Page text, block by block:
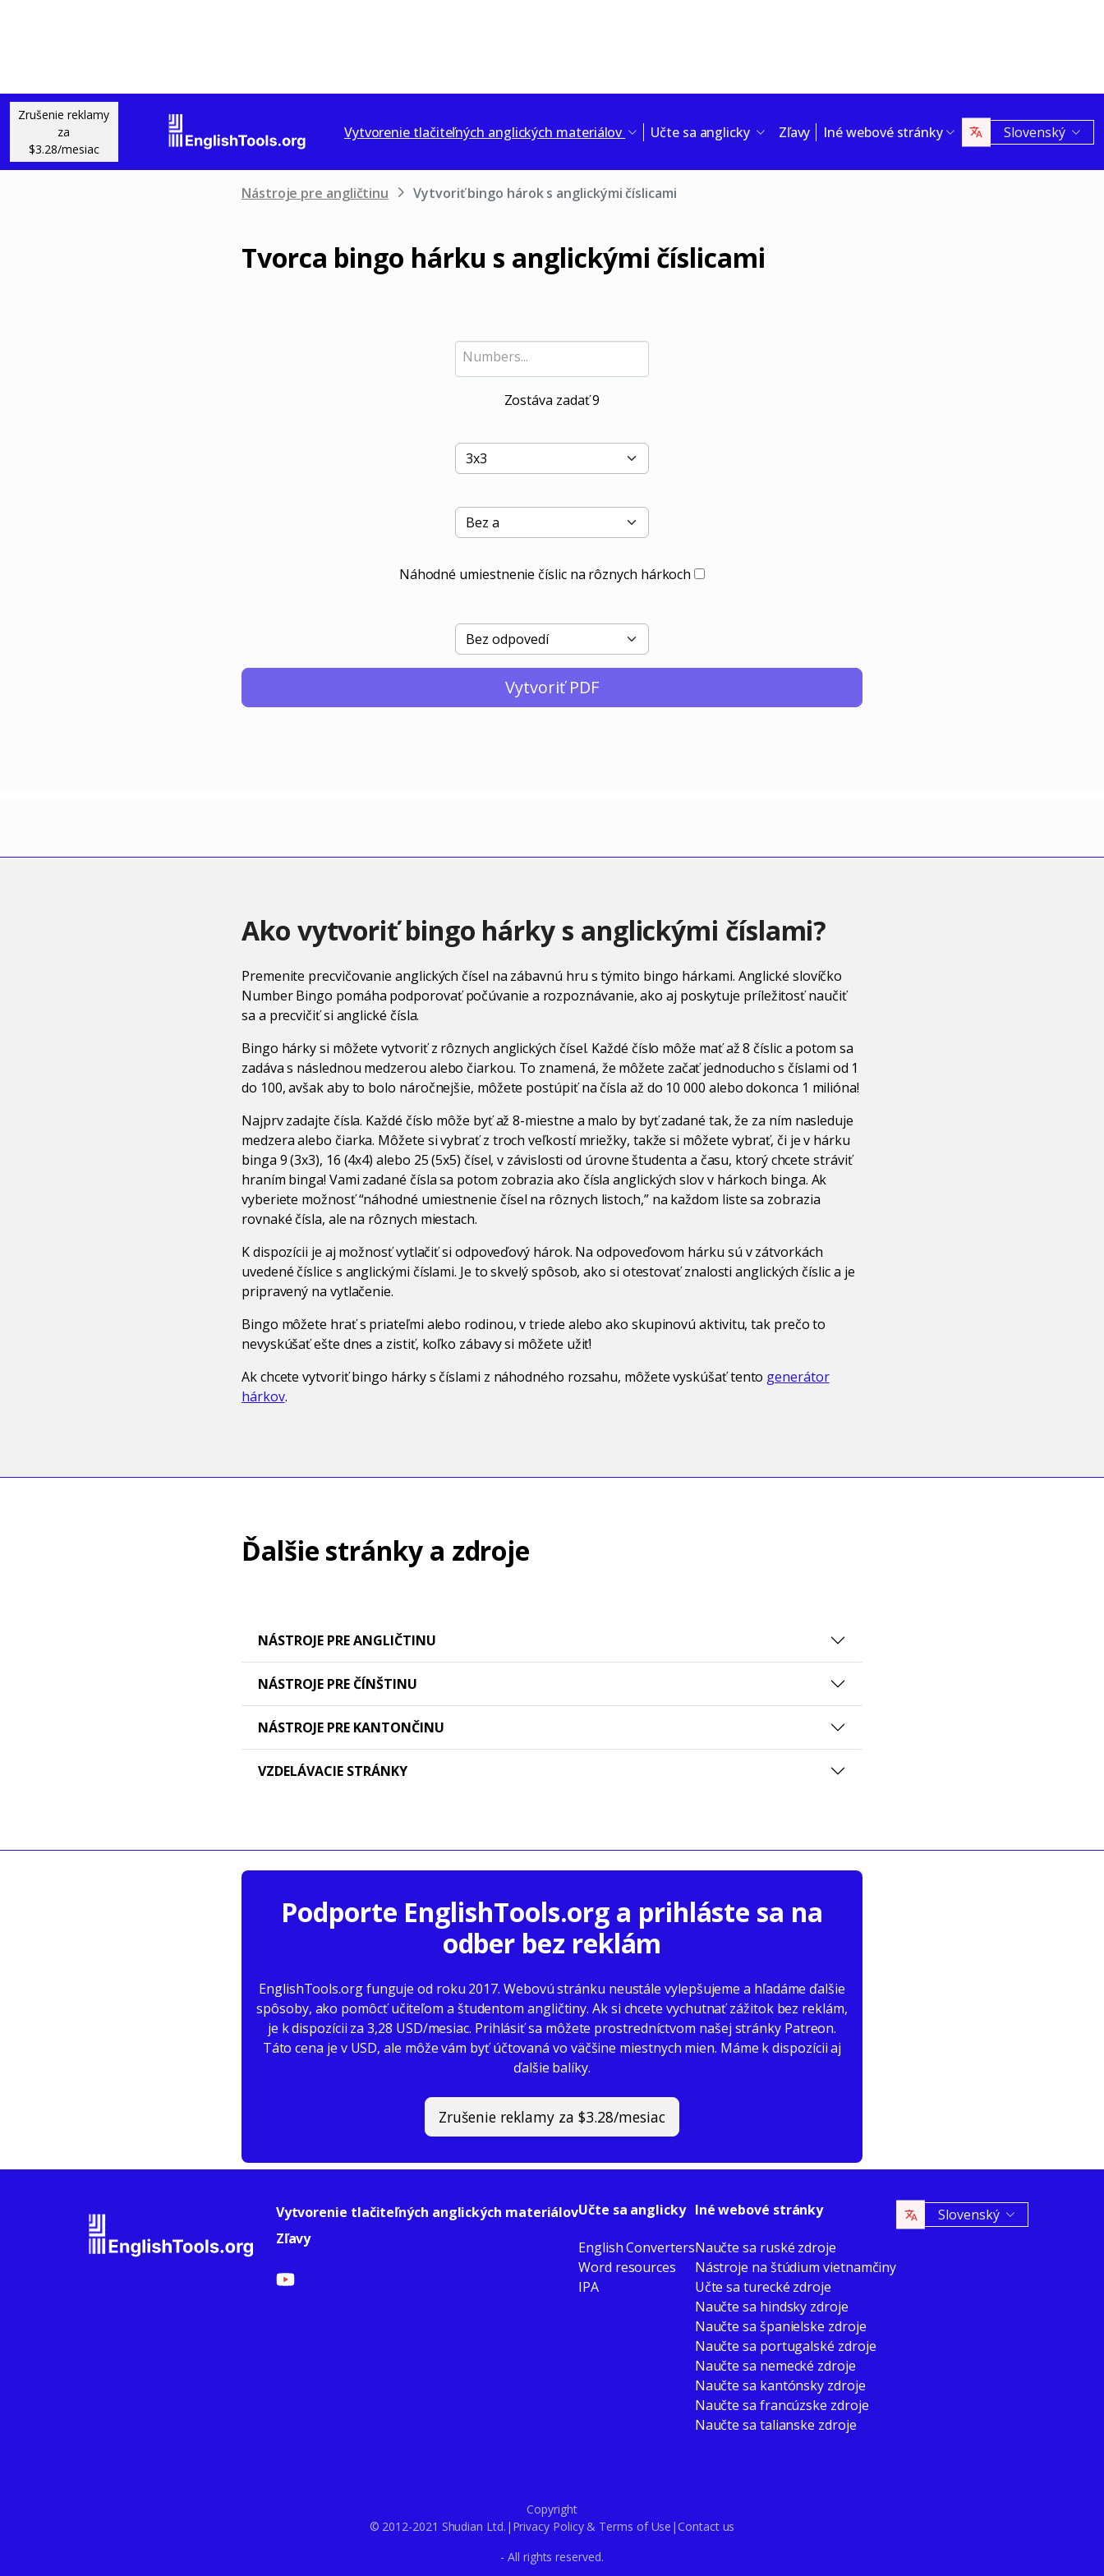
Zrušenie reklamy
za
$3.28/mesiac
Vytvorenie tlačiteľných anglických materiálov Učte sa anglicky Zľavy Iné webové stránky Slovenský
Nástroje pre angličtinu Vytvoriť bingo hárok s anglickými číslicami
Tvorca bingo hárku s anglickými číslicami
Zostáva zadať9
Náhodné umiestnenie číslic na rôznych hárkoch
Vytvoriť PDF
Ako vytvoriť bingo hárky s anglickými číslami?
Premenite precvičovanie anglických čísel na zábavnú hru s týmito bingo hárkami. Anglické slovíčko
Number Bingo pomáha podporovať počúvanie a rozpoznávanie, ako aj poskytuje príležitosť naučiť
sa a precvičiť si anglické čísla.
Bingo hárky si môžete vytvoriť z rôznych anglických čísel. Každé číslo môže mať až 8 číslic a potom sa
zadáva s následnou medzerou alebo čiarkou. To znamená, že môžete začať jednoducho s číslami od 1
do 100, avšak aby to bolo náročnejšie, môžete postúpiť na čísla až do 10 000 alebo dokonca 1 milióna!
Najprv zadajte čísla. Každé číslo môže byť až 8-miestne a malo by byť zadané tak, že za ním nasleduje
medzera alebo čiarka. Môžete si vybrať z troch veľkostí mriežky, takže si môžete vybrať, či je v hárku
binga 9 (3x3), 16 (4x4) alebo 25 (5x5) čísel, v závislosti od úrovne študenta a času, ktorý chcete stráviť
hraním binga! Vami zadané čísla sa potom zobrazia ako čísla anglických slov v hárkoch binga. Ak
vyberiete možnosť “náhodné umiestnenie čísel na rôznych listoch,” na každom liste sa zobrazia
rovnaké čísla, ale na rôznych miestach.
K dispozícii je aj možnosť vytlačiť si odpoveďový hárok. Na odpoveďovom hárku sú v zátvorkách
uvedené číslice s anglickými číslami. Je to skvelý spôsob, ako si otestovať znalosti anglických číslic a je
pripravený na vytlačenie.
Bingo môžete hrať s priateľmi alebo rodinou, v triede alebo ako skupinovú aktivitu, tak prečo to
nevyskúšať ešte dnes a zistiť, koľko zábavy si môžete užiť!
Ak chcete vytvoriť bingo hárky s číslami z náhodného rozsahu, môžete vyskúšať tento generátor
hárkov.
Ďalšie stránky a zdroje
NÁSTROJE PRE ANGLIČTINU
NÁSTROJE PRE ČÍNŠTINU
NÁSTROJE PRE KANTONČINU
VZDELÁVACIE STRÁNKY
Podporte EnglishTools.org a prihláste sa na
odber bez reklám
EnglishTools.org funguje od roku 2017. Webovú stránku neustále vylepšujeme a hľadáme ďalšie
spôsoby, ako pomôcť učiteľom a študentom angličtiny. Ak si chcete vychutnať zážitok bez reklám,
je k dispozícii za 3,28 USD/mesiac. Prihlásiť sa môžete prostredníctvom našej stránky Patreon.
Táto cena je v USD, ale môže vám byť účtovaná vo väčšine miestnych mien. Máme k dispozícii aj
ďalšie balíky.
Zrušenie reklamy za $3.28/mesiac
Vytvorenie tlačiteľných anglických materiálov
Zľavy
Učte sa anglicky
English Converters
Word resources
IPA
Iné webové stránky
Naučte sa ruské zdroje
Nástroje na štúdium vietnamčiny
Učte sa turecké zdroje
Naučte sa hindsky zdroje
Naučte sa španielske zdroje
Naučte sa portugalské zdroje
Naučte sa nemecké zdroje
Naučte sa kantónsky zdroje
Naučte sa francúzske zdroje
Naučte sa talianske zdroje
Slovenský
Copyright
© 2012-2021 Shudian Ltd.| Privacy Policy& Terms of Use | Contact us
- All rights reserved.